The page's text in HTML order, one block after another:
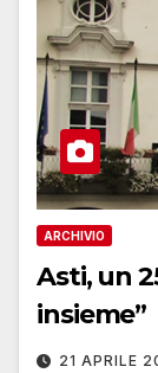
ARCHIVIO
Asti, un
insieme”
21 APRILE